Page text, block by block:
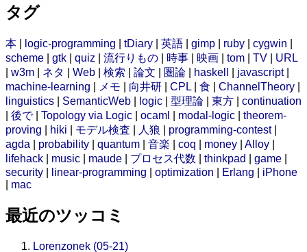
タグ
本 logic-programming tDiary 英語 gimp ruby cygwin
scheme
gtk quiz 流行りもの 時事 映画 tom TV
URL
w3m ネタ Web 検索 論文 圏論 haskell javascript|
machine-learning
メモ 向井研 CPL 食 ChannelTheory
linguistics
SemanticWeb logic 型理論 東方
continuation
後で| Topology via Logic ocaml modal-logic
theorem-
proving
hiki モデル検査 人狼 programming-contest|
agda
probability quantum 音楽 coq money Alloy
lifehack
music maude プロセス代数 thinkpad game
security
linear-programming optimization Erlang
iPhone
mac
最近のツッコミ
Lorenzonek (05-21)